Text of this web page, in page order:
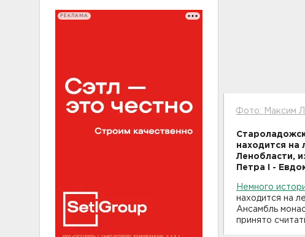
РЕКЛАМА
Фото: Максим
находится на
Ленобласти,
Петра I -
Немного
находится на
Ансамбль
принято